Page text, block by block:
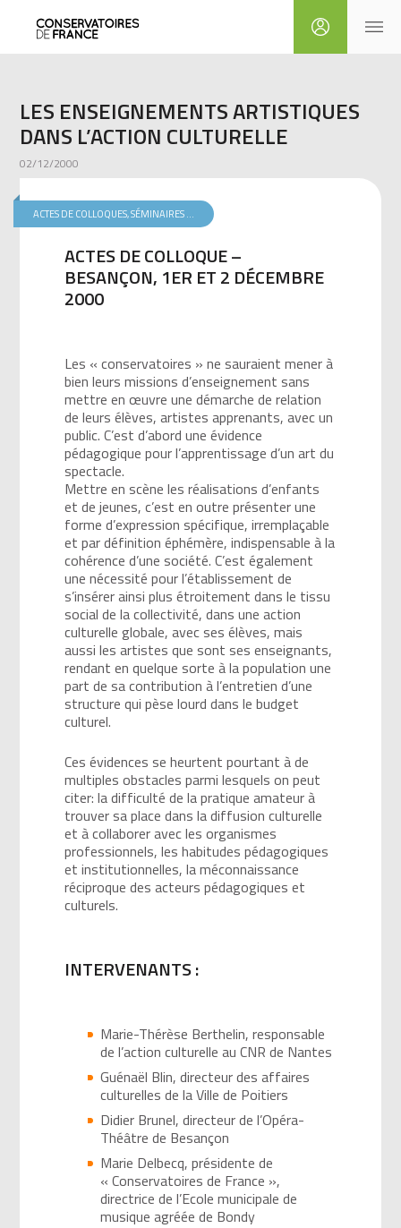
LES ENSEIGNEMENTS ARTISTIQUES
DANS L’ACTION CULTURELLE
02/12/2000
ACTES DE COLLOQUES, SÉMINAIRES ...
ACTES DE COLLOQUE –
BESANÇON, 1ER ET 2 DÉCEMBRE
2000
Les « conservatoires » ne sauraient mener à
bien leurs missions d’enseignement sans
mettre en œuvre une démarche de relation
de leurs élèves, artistes apprenants, avec un
public. C’est d’abord une évidence
pédagogique pour l’apprentissage d’un art du
spectacle.
Mettre en scène les réalisations d’enfants
et de jeunes, c’est en outre présenter une
forme d’expression spécifique, irremplaçable
et par définition éphémère, indispensable à la
cohérence d’une société. C’est également
une nécessité pour l’établissement de
s’insérer ainsi plus étroitement dans le tissu
social de la collectivité, dans une action
culturelle globale, avec ses élèves, mais
aussi les artistes que sont ses enseignants,
rendant en quelque sorte à la population une
part de sa contribution à l’entretien d’une
structure qui pèse lourd dans le budget
culturel.
Ces évidences se heurtent pourtant à de
multiples obstacles parmi lesquels on peut
citer: la difficulté de la pratique amateur à
trouver sa place dans la diffusion culturelle
et à collaborer avec les organismes
professionnels, les habitudes pédagogiques
et institutionnelles, la méconnaissance
réciproque des acteurs pédagogiques et
culturels.
INTERVENANTS :
Marie-Thérèse Berthelin, responsable
de l’action culturelle au CNR de Nantes
Guénaël Blin, directeur des affaires
culturelles de la Ville de Poitiers
Didier Brunel, directeur de l’Opéra-
Théâtre de Besançon
Marie Delbecq, présidente de
« Conservatoires de France »,
directrice de l’Ecole municipale de
musique agréée de Bondy